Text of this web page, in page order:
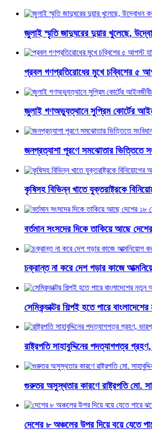
জুলাই স্মৃতি জাদুঘরের দুয়ার খুলেছে,
প্রবল গণপ্রতিরোধের মুখে চব্বিশের ৫
জুলাই গণঅভ্যুত্থানে সুপ্রিম কোর্টের
জনপ্রত্যাশা পূরণে সমঝোতার ভিত্তিতে
কৃষিসহ বিভিন্ন খাতে যুক্তরাষ্ট্রকে
বর্তমান সংসদের দিকে তাকিয়ে আছে
চক্রান্ত না করে দেশ গড়ার কাজে
সেমিকন্ডাক্টর শিল্পই হতে পারে
রাষ্ট্রপতি সাহাবুদ্দিনের পদত্যাগপত্র
গুরুতর অসুস্থতার কারণে রাষ্ট্রপতি মো.
দেশের ৮ অঞ্চলের উপর দিয়ে বয়ে যেতে